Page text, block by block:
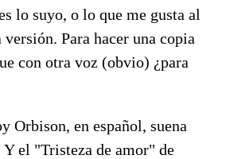
lo suyo, o lo que me gusta al
Para hacer una copia
con otra voz (obvio) ¿para
Orbison, en español, suena
el "Tristeza de amor" de